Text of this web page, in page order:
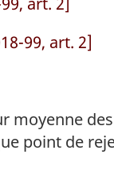
99, art. 2]
moyenne
point de